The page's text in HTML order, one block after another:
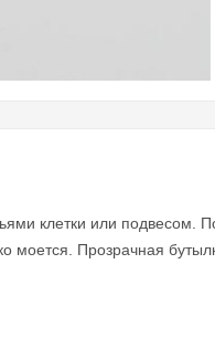
клетки или
моется. Прозрачная